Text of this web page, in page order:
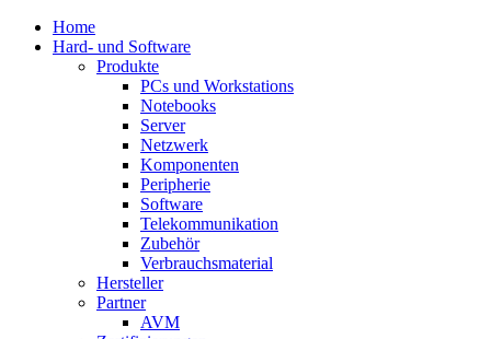
Home
Hard- und Software
Produkte
PCs und Workstations
Notebooks
Server
Netzwerk
Komponenten
Peripherie
Software
Telekommunikation
Zubehör
Verbrauchsmaterial
Hersteller
Partner
AVM